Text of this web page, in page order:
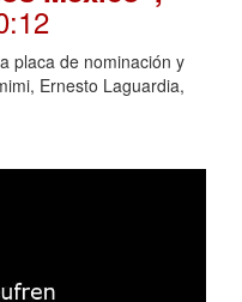
placa de nominación y
Ernesto Laguardia,